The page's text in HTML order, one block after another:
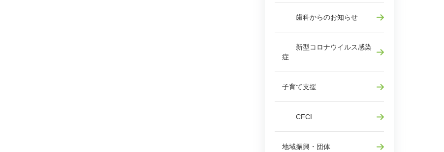
歯科からのお知らせ
新型コロナウイルス感染
症
子育て支援
CFCI
地域振興・団体